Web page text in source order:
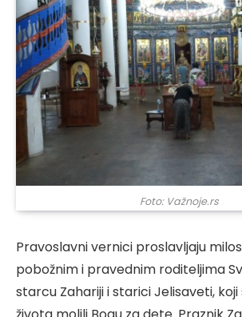
Foto: Važnoje.rs
Pravoslavni vernici proslavljaju
pobožnim i pravednim roditeljima
starcu Zahariji i starici Jelisaveti,